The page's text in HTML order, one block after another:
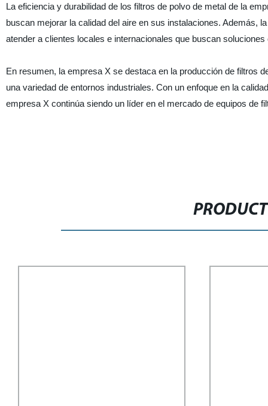
La eficiencia y durabilidad de los filtros de polvo de metal de la
buscan mejorar la calidad del aire en sus instalaciones. Además,
atender a clientes locales e internacionales que buscan soluciones
En resumen, la empresa X se destaca en la producción de filtros
una variedad de entornos industriales. Con un enfoque en la
empresa X continúa siendo un líder en el mercado de equipos de